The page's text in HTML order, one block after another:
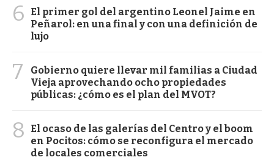
6
El primer gol del argentino Leonel Jaime en
Peñarol: en una final y con una definición de
lujo
7
Gobierno quiere llevar mil familias a Ciudad
Vieja aprovechando ocho propiedades
públicas: ¿cómo es el plan del MVOT?
8
El ocaso de las galerías del Centro y el boom
en Pocitos: cómo se reconfigura el mercado
de locales comerciales